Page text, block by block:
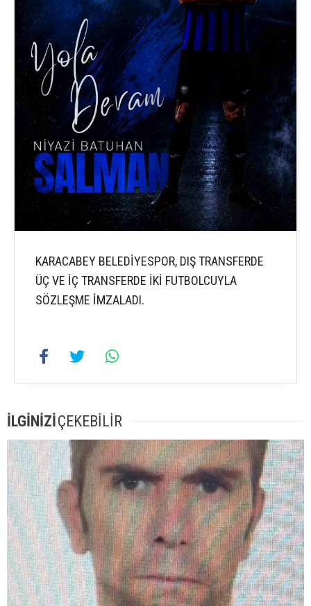
KARACABEY BELEDİYESPOR, DIŞ TRANSFERDE
ÜÇ VE İÇ TRANSFERDE İKİ FUTBOLCUYLA
SÖZLEŞME İMZALADI.
İLGİNİZİÇEKEBİLİR